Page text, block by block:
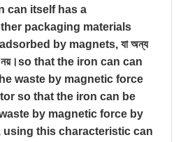
can itself has a
packaging materials
by magnets, যা অন্য
নয়।so that the iron can can
waste by magnetic force
so that the iron can be
by magnetic force by
using this characteristic can